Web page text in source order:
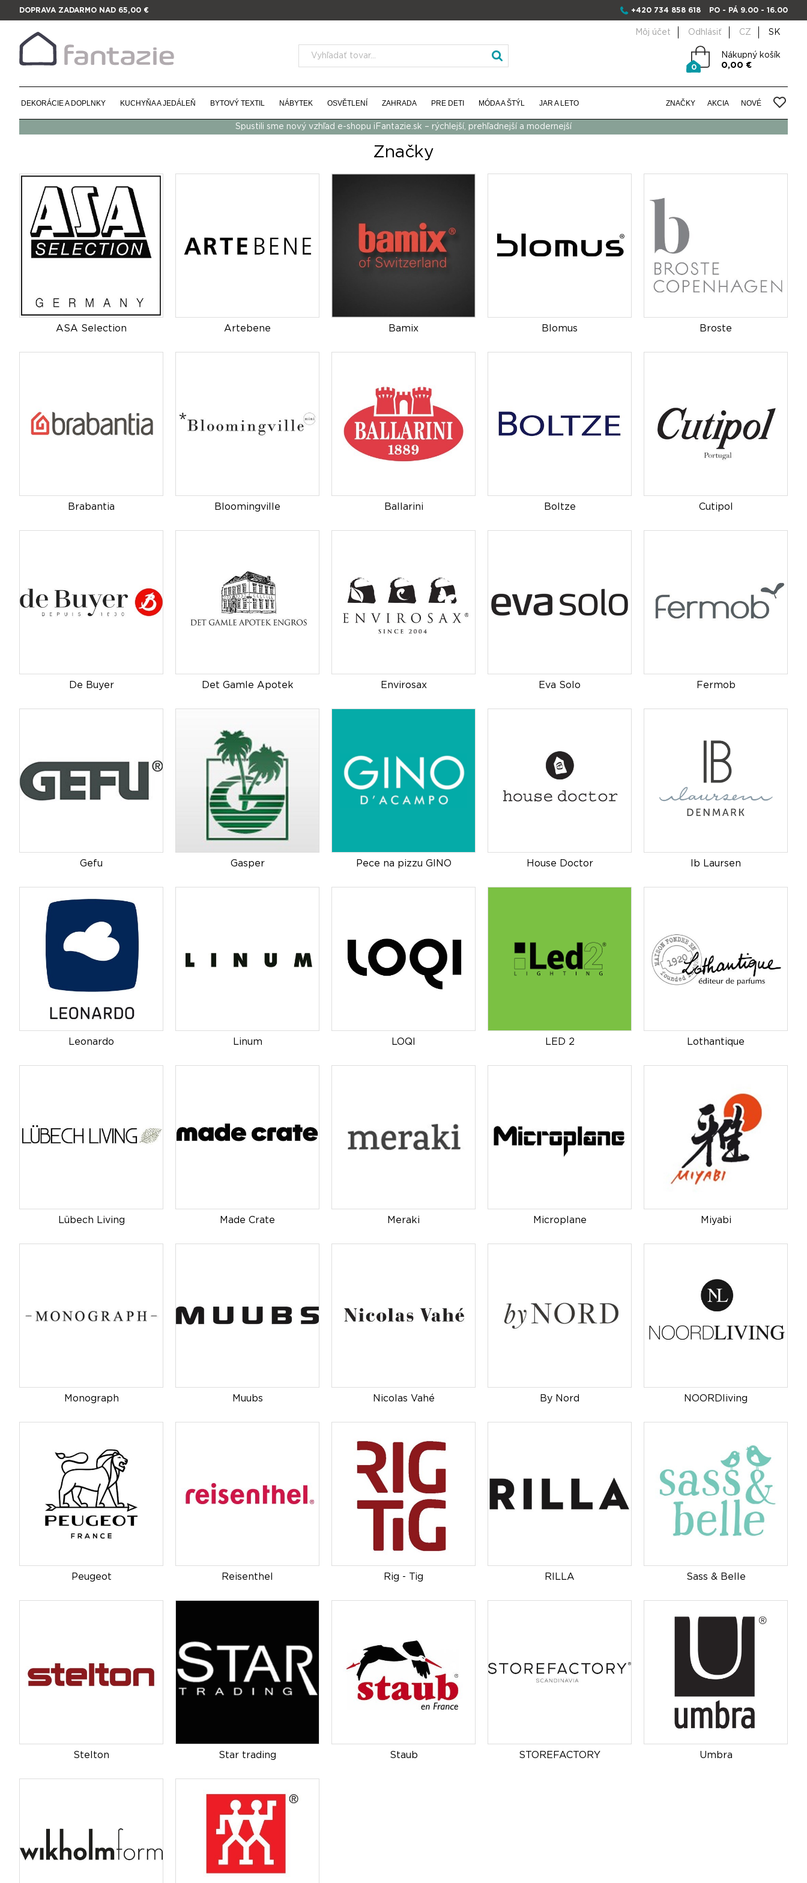
DOPRAVA ZADARMO NAD 65,00 € +420 734 858 618 PO - PÁ 9.00 - 16.00
Môj účet Odhlásiť CZ SK
Nákupný košík
0,00 €
0
DEKORÁCIE A DOPLNKY KUCHYŇA A JEDÁLEŇ BYTOVÝ TEXTIL NÁBYTEK OSVĚTLENÍ ZAHRADA PRE DETI MÓDA A ŠTÝL JAR A LETO ZNAČKY AKCIA NOVÉ
Spustili sme nový vzhľad e-shopu iFantazie.sk – rýchlejší, prehľadnejší a modernejší
Značky
ASA Selection Artebene Bamix Blomus Broste
Brabantia Bloomingville Ballarini Boltze Cutipol
De Buyer Det Gamle Apotek Envirosax Eva Solo Fermob
Gefu Gasper Pece na pizzu GINO House Doctor Ib Laursen
Leonardo Linum LOQI LED 2 Lothantique
Lübech Living Made Crate Meraki Microplane Miyabi
Monograph Muubs Nicolas Vahé By Nord NOORDliving
Peugeot Reisenthel Rig - Tig RILLA Sass & Belle
Stelton Star trading Staub STOREFACTORY Umbra